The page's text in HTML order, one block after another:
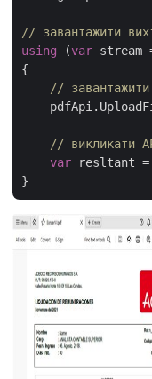
// завантажити
using (var stream
{
// завантажити
// викликати
var resltant =